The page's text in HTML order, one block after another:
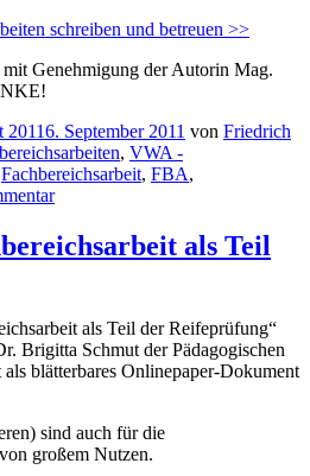
schreiben und betreuen >>
Genehmigung der Autorin Mag.
20116. September 2011 von Friedrich
, VWA -
Fachbereichsarbeit, FBA,
als Teil
als Teil der Reifeprüfung“
Brigitta Schmut der Pädagogischen
blätterbares Onlinepaper-Dokument
sind auch für die
großem Nutzen.